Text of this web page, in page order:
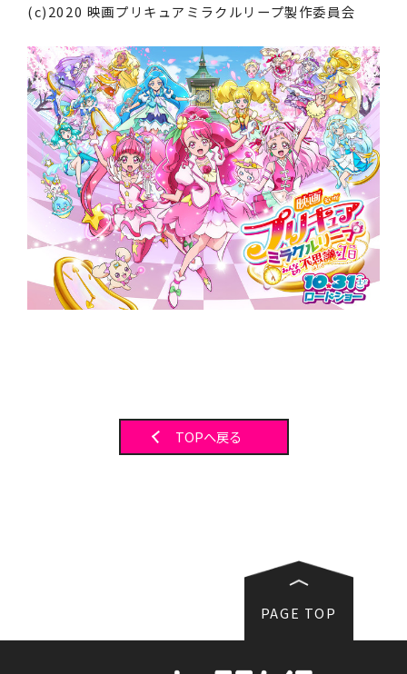
(c)2020 映画プリキュアミラクルリープ製作委員会
TOPへ戻る
PAGE TOP